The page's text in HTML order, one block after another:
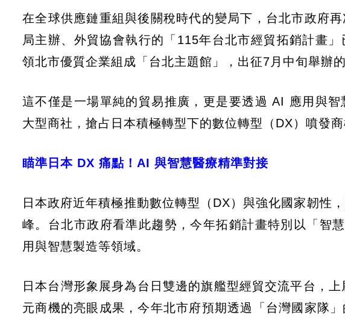
在全球供應鏈重組與後關稅時代的變局下，台北市政府
局主辦、外貿協會執行的「115年台北市經貿拓銷計畫
領北市優質企業組成「台北主題館」，出征7月中旬舉辦
這不僅是一場單純的貿易推廣，更是要透過 AI 應用與
大型商社，搶占日本積極轉型下的數位轉型（DX）噴發商
瞄準日本 DX 痛點！AI 與智慧醫療精準對接
日本政府近年積極推動數位轉型（DX）與強化國家韌性
峰。台北市政府看準此趨勢，今年拓銷計畫特別以「智
用與智慧製造等領域。
日本台灣形象展身為台日雙邊的旗艦型經貿交流平台，
元商機的亮眼成果，今年北市府預期透過「台灣國家隊